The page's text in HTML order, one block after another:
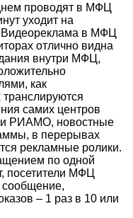
проводят в МФЦ
уходит на
Видеореклама в МФЦ
отлично видна
внутри МФЦ,
как
самих центров
РИАМО, новостные
в перерывах
рекламные ролики.
по одной
посетители МФЦ
сообщение,
– 1 раз в 10 или